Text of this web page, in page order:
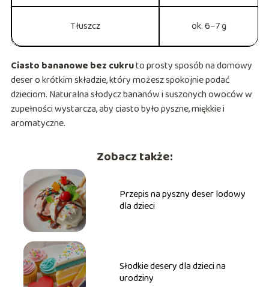
Tłuszcz ok. 6–7 g
Ciasto bananowe bez cukruto prosty sposób na domowy
deser o krótkim składzie, który możesz spokojnie podać
dzieciom. Naturalna słodycz bananów i suszonych owoców w
zupełności wystarcza, aby ciasto było pyszne, miękkie i
aromatyczne.
Zobacz także:
Przepis na pyszny deser lodowy
dla dzieci
Słodkie desery dla dzieci na
urodziny